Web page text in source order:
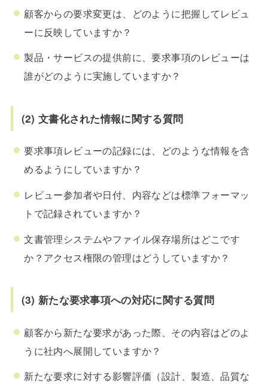
顧客からの要求変更は、どのように把握してレビュ
ーに反映していますか？
製品・サービスの提供前に、要求事項のレビューは
誰がどのように実施していますか？
(2) 文書化された情報に関する質問
要求事項レビューの記録には、どのような情報を含
めるようにしていますか？
レビュー参加者や日付、内容などは標準フォーマッ
トで記録されていますか？
文書管理システムやファイル保存場所はどこです
か？アクセス権限の管理はどうしていますか？
(3) 新たな要求事項への対応に関する質問
顧客から新たな要求があった際、その内容はどのよ
うに社内へ展開していますか？
新たな要求に対する影響評価（設計、製造、品質な